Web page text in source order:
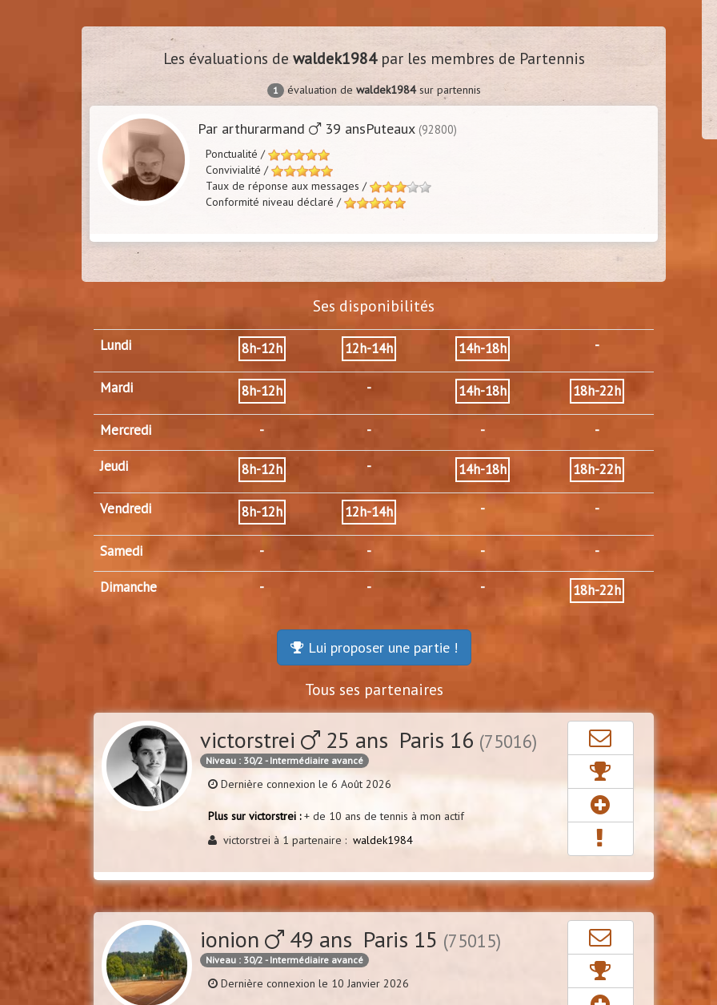
Les évaluations de waldek1984par les membres de Partennis
1 évaluation de waldek1984sur partennis
Par arthurarmand 39 ansPuteaux (92800)
Ponctualité /
Convivialité /
Taux de réponse aux messages /
Conformité niveau déclaré /
Ses disponibilités
Lundi 8h-12h 12h-14h 14h-18h -
Mardi 8h-12h - 14h-18h 18h-22h
Mercredi - - - -
Jeudi 8h-12h - 14h-18h 18h-22h
Vendredi 8h-12h 12h-14h - -
Samedi - - - -
Dimanche - - - 18h-22h
Lui proposer une partie !
Tous ses partenaires
victorstrei 25 ans Paris 16 (75016)
Niveau : 30/2 - Intermédiaire avancé
Dernière connexion le 6 Août 2026
Plus sur victorstrei :+ de 10 ans de tennis à mon actif
victorstrei à 1 partenaire :waldek1984
ionion 49 ans Paris 15 (75015)
Niveau : 30/2 - Intermédiaire avancé
Dernière connexion le 10 Janvier 2026
40
( Belbeuf - 76) ( Vanves - 92)